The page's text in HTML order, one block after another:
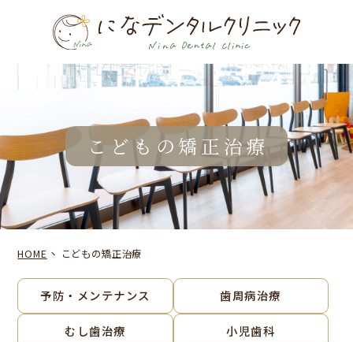
こどもの矯正治療
HOME こどもの矯正治療
予防・メンテナンス 歯周病治療
むし歯治療 小児歯科